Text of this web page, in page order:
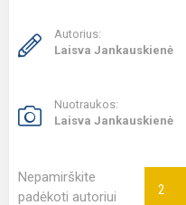
Autorius:
Laisva Jankauskienė
Nuotraukos:
Laisva Jankauskienė
Nepamirškite
padėkoti autoriui
2